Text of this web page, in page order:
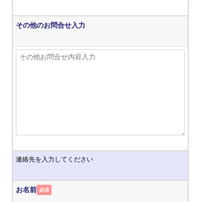
その他のお問合せ入力
連絡先を入力してください
お名前 必須